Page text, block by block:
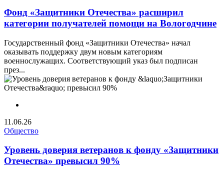
Фонд «Защитники Отечества» расширил
категории получателей помощи на Вологодчине
Государственный фонд «Защитники Отечества» начал
оказывать поддержку двум новым категориям
военнослужащих. Соответствующий указ был подписан
през...
11.06.26
Общество
Уровень доверия ветеранов к фонду «Защитники
Отечества» превысил 90%